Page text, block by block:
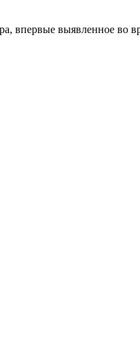
впервые выявленное во